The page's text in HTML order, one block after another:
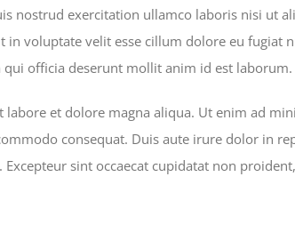
nostrud exercitation ullamco laboris nisi ut
voluptate velit esse cillum dolore eu fugiat
officia deserunt mollit anim id est laborum.
et dolore magna aliqua. Ut enim ad
consequat. Duis aute irure dolor in
sint occaecat cupidatat non